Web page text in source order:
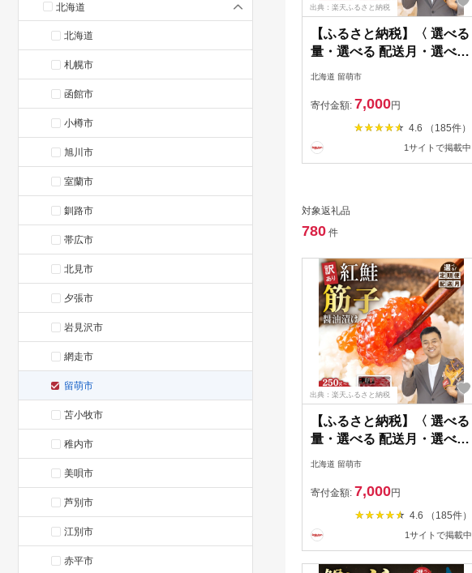
北海道
北海道
札幌市
函館市
小樽市
旭川市
室蘭市
釧路市
帯広市
北見市
夕張市
岩見沢市
網走市
留萌市
苫小牧市
稚内市
美唄市
芦別市
江別市
赤平市
出典：楽天ふるさと納税
【ふるさと納税】〈 選べる
量・選べる 配送月・選べる
回数 ( 500 g )〉訳あり 北海
g / 500 g (250g×2個入） 加
藤水産 ひとくち カット 不
揃い 小分け 魚卵 鮭 すじこ
いくら イクラ 訳 アリ
北海道 留萌市
寄付金額: 7,000円
4.6 （185件）
1サイトで掲載中
対象返礼品
780 件
出典：楽天ふるさと納税
【ふるさと納税】〈 選べる
量・選べる 配送月・選べる
回数 ( 500 g )〉訳あり 北海
g / 500 g (250g×2個入） 加
藤水産 ひとくち カット 不
揃い 小分け 魚卵 鮭 すじこ
いくら イクラ 訳 アリ
R002-004
北海道 留萌市
寄付金額: 7,000円
4.6 （185件）
1サイトで掲載中